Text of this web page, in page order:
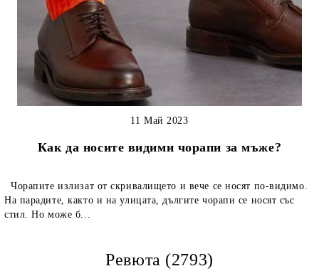
Как да носите видими чорапи за мъже?
11 Май 2023
Чорапите излизат от скривалището и вече се носят по-видимо.
На парадите, както и на улицата, дългите чорапи се носят със
стил. Но може б...
Ревюта (2793)